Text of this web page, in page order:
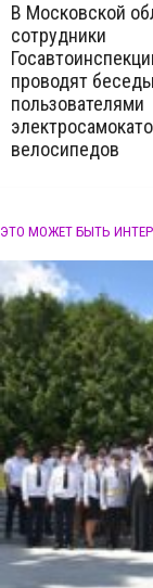
В Московской
сотрудники
проводят
пользователями
велосипедов
ЭТО МОЖЕТ БЫТЬ